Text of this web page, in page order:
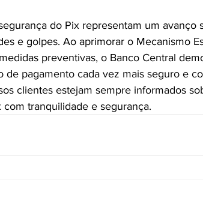
do Pix representam um avanço
e golpes. Ao aprimorar o Mecanismo
preventivas, o Banco Central
de pagamento cada vez mais seguro e
clientes estejam sempre informados
com tranquilidade e segurança.